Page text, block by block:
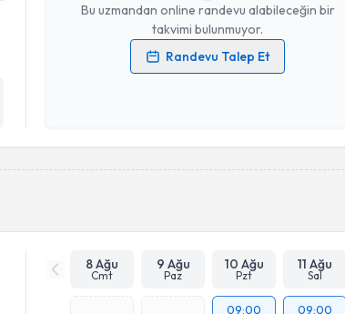
Bu uzmandan online randevu alabileceğin bir
takvimi bulunmuyor.
Randevu Talep Et
Kişisel verilerimin işlenmesine ilişkinAydınlatma Metni
Takvim Talebini Gönder
8 Ağu
Cmt
9 Ağu
Paz
10 Ağu
Pzt
11 Ağu
Sal
09:00
09:00